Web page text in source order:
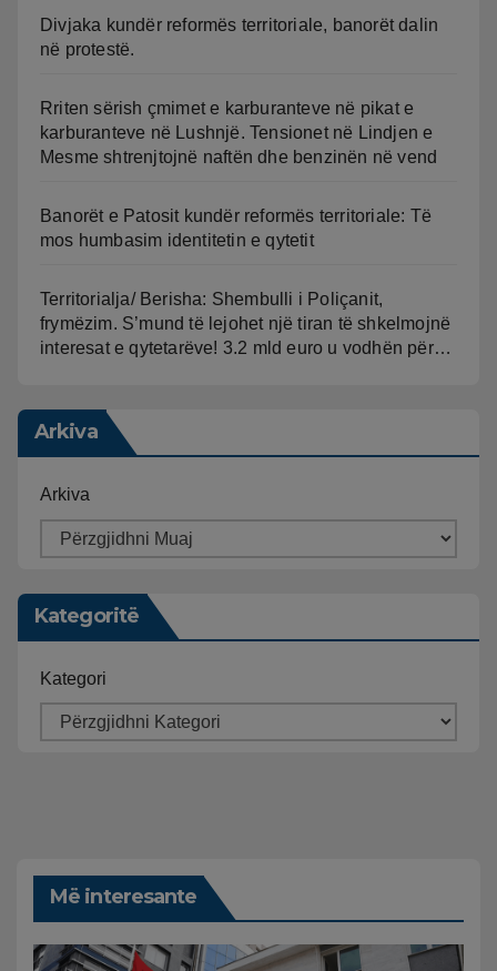
Divjaka kundër reformës territoriale, banorët dalin
në protestë.
Rriten sërish çmimet e karburanteve në pikat e
karburanteve në Lushnjë. Tensionet në Lindjen e
Mesme shtrenjtojnë naftën dhe benzinën në vend
Banorët e Patosit kundër reformës territoriale: Të
mos humbasim identitetin e qytetit
Territorialja/ Berisha: Shembulli i Poliçanit,
frymëzim. S’mund të lejohet një tiran të shkelmojnë
interesat e qytetarëve! 3.2 mld euro u vodhën për…
Arkiva
Arkiva
Kategoritë
Kategori
Më interesante